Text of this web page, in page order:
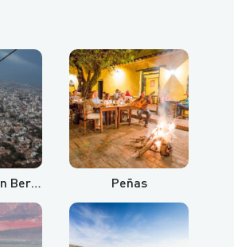
Teleférico San Bernardo y Cerro Aladelta Peñas